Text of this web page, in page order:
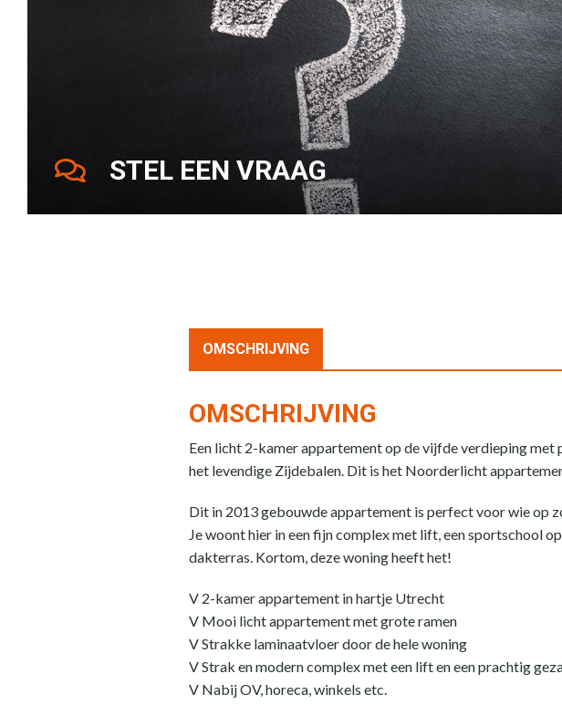
STEL EEN VRAAG
OMSCHRIJVING
OMSCHRIJVING
Een licht 2-kamer appartement op de vijfde verdieping
het levendige Zijdebalen. Dit is het Noorderlicht
Dit in 2013 gebouwde appartement is perfect voor wie op
Je woont hier in een fijn complex met lift, een sportschool
dakterras. Kortom, deze woning heeft het!
V 2-kamer appartement in hartje Utrecht
V Mooi licht appartement met grote ramen
V Strakke laminaatvloer door de hele woning
V Strak en modern complex met een lift en een prachtig
V Nabij OV, horeca, winkels etc.